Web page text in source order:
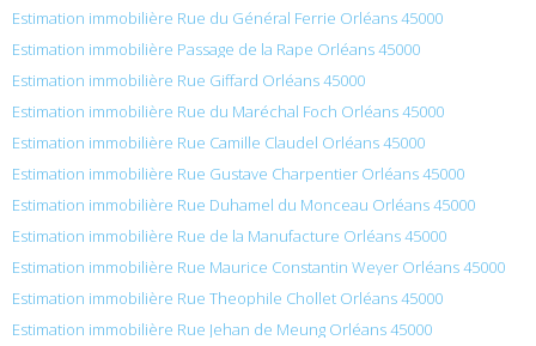
Estimation immobilière Rue du Général Ferrie Orléans 45000
Estimation immobilière Passage de la Rape Orléans 45000
Estimation immobilière Rue Giffard Orléans 45000
Estimation immobilière Rue du Maréchal Foch Orléans 45000
Estimation immobilière Rue Camille Claudel Orléans 45000
Estimation immobilière Rue Gustave Charpentier Orléans 45000
Estimation immobilière Rue Duhamel du Monceau Orléans 45000
Estimation immobilière Rue de la Manufacture Orléans 45000
Estimation immobilière Rue Maurice Constantin Weyer Orléans 45000
Estimation immobilière Rue Theophile Chollet Orléans 45000
Estimation immobilière Rue Jehan de Meung Orléans 45000